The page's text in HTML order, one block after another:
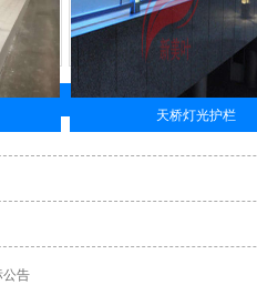
天桥灯光护栏
公告